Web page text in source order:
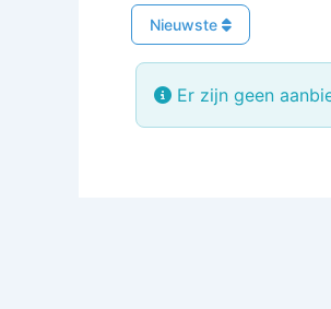
Nieuwste
Er zijn geen